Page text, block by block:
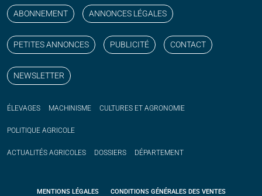
ABONNEMENT ANNONCES LÉGALES
PETITES ANNONCES PUBLICITÉ CONTACT
NEWSLETTER
ÉLEVAGES MACHINISME CULTURES ET AGRONOMIE
POLITIQUE AGRICOLE
ACTUALITÉS AGRICOLES DOSSIERS DÉPARTEMENT
MENTIONS LÉGALES
CONDITIONS GÉNÉRALES DES VENTES